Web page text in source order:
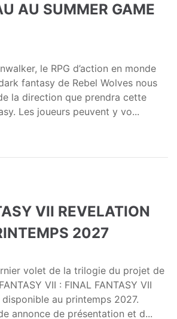
AU SUMMER GAME
le RPG d’action en monde
fantasy de Rebel Wolves nous
la direction que prendra cette
Les joueurs peuvent y vo...
VII REVELATION
2027
volet de la trilogie du projet de
VII : FINAL FANTASY VII
disponible au printemps 2027.
annonce de présentation et d...